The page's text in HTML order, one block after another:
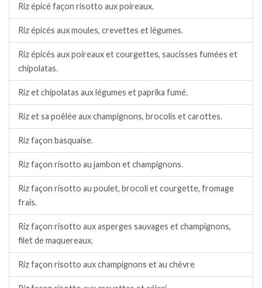
Riz épicé façon risotto aux poireaux.
Riz épicés aux moules, crevettes et légumes.
Riz épicés aux poireaux et courgettes, saucisses fumées et
chipolatas.
Riz et chipolatas aux légumes et paprika fumé.
Riz et sa poêlée aux champignons, brocolis et carottes.
Riz façon basquaise.
Riz façon risotto au jambon et champignons.
Riz façon risotto au poulet, brocoli et courgette, fromage
frais.
Riz façon risotto aux asperges sauvages et champignons,
filet de maquereaux.
Riz façon risotto aux champignons et au chèvre